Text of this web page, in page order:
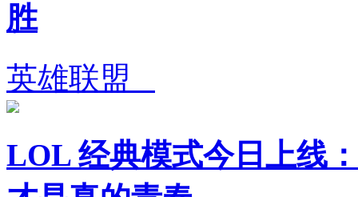
胜
英雄联盟
LOL 经典模式今日上线